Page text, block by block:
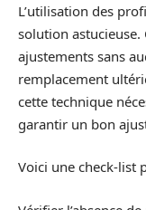
L’utilisation des
solution astucieuse.
ajustements sans
remplacement
cette technique
garantir un bon
Voici une check-list